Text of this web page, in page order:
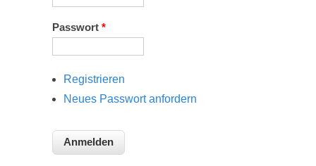
Passwort *
Registrieren
Neues Passwort anfordern